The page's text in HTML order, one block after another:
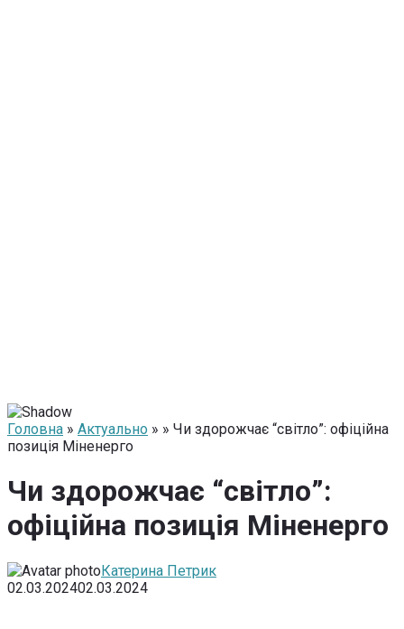
Головна » Актуально » » Чи здорожчає “світло”: офіційна
позиція Міненерго
Чи здорожчає “світло”:
офіційна позиція Міненерго
Катерина Петрик
02.03.202402.03.2024